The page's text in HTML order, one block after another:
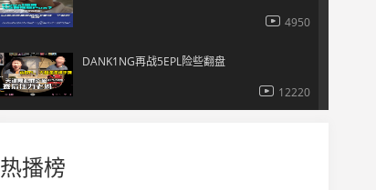
4950
DANK1NG再战5EPL险些翻盘
12220
热播榜